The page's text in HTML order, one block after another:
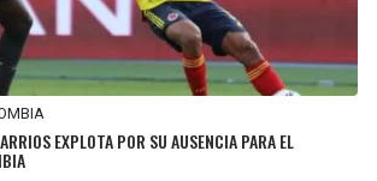
EXPLOTA POR SU AUSENCIA PARA EL